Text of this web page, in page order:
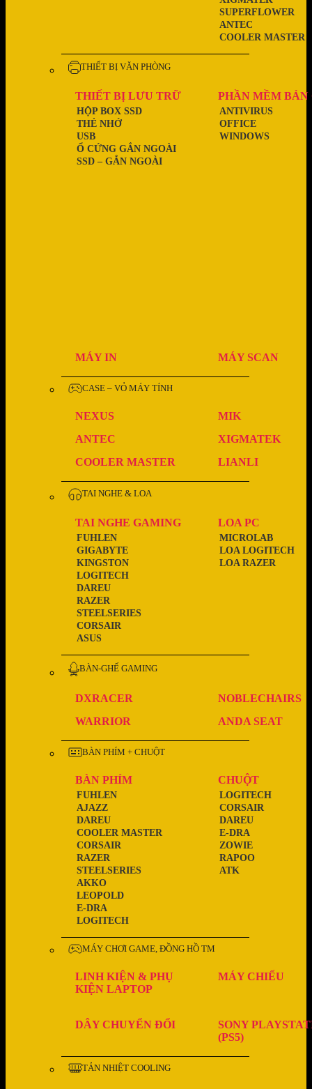
COOLER MASTER
ANTEC
SUPERFLOWER
THIẾT BỊ VĂN PHÒNG
THIẾT BỊ LƯU TRỮ
SSD – GẮN NGOÀI
Ổ CỨNG GẮN NGOÀI
USB
THẺ NHỚ
HỘP BOX SSD
PHẦN MỀM BẢN
WINDOWS
OFFICE
ANTIVIRUS
MÁY IN MÁY SCAN
CASE – VỎ MÁY TÍNH
NEXUS
MIK
ANTEC
XIGMATEK
COOLER MASTER
LIANLI
TAI NGHE & LOA
TAI NGHE GAMING
ASUS
CORSAIR
STEELSERIES
RAZER
DAREU
LOGITECH
KINGSTON
GIGABYTE
FUHLEN
LOA PC
LOA RAZER
LOA LOGITECH
MICROLAB
BÀN-GHẾ GAMING
DXRACER
NOBLECHAIRS
WARRIOR
ANDA SEAT
BÀN PHÍM + CHUỘT
BÀN PHÍM
LOGITECH
E-DRA
LEOPOLD
AKKO
STEELSERIES
RAZER
CORSAIR
COOLER MASTER
DAREU
AJAZZ
FUHLEN
CHUỘT
ATK
RAPOO
ZOWIE
E-DRA
DAREU
CORSAIR
LOGITECH
MÁY CHƠI GAME, ĐỒNG HỒ TM
LINH KIỆN & PHỤ
KIỆN LAPTOP
MÁY CHIẾU
DÂY CHUYỂN ĐỔI
SONY
(PS5)
TẢN NHIỆT COOLING